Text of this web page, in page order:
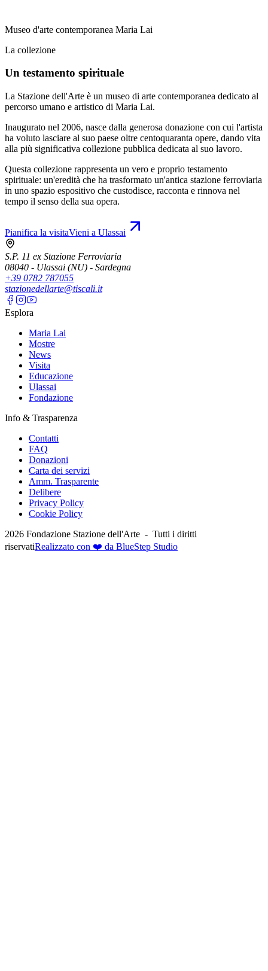
Museo d'arte contemporanea Maria Lai
La collezione
Un testamento spirituale
La Stazione dell'Arte è un museo di arte contemporanea dedicato al
percorso umano e artistico di Maria Lai.
Inaugurato nel 2006, nasce dalla generosa donazione con cui l'artista
ha voluto lasciare al suo paese oltre centoquaranta opere, dando vita
alla più significativa collezione pubblica dedicata al suo lavoro.
Questa collezione rappresenta un vero e proprio testamento
spirituale: un'eredità che ha trasformato un'antica stazione ferroviaria
in uno spazio espositivo che custodisce, racconta e rinnova nel
tempo il senso della sua opera.
Pianifica la visitaVieni a Ulassai
S.P. 11 ex Stazione Ferroviaria
08040 - Ulassai (NU) - Sardegna
+39 0782 787055
stazionedellarte@tiscali.it
Esplora
Maria Lai
Mostre
News
Visita
Educazione
Ulassai
Fondazione
Info & Trasparenza
Contatti
FAQ
Donazioni
Carta dei servizi
Amm. Trasparente
Delibere
Privacy Policy
Cookie Policy
2026 Fondazione Stazione dell'Arte - Tutti i diritti
riservatiRealizzato con ❤️ da BlueStep Studio